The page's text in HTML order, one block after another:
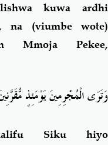
kuwa ardhi
na (viumbe wote)
Mmoja Pekee,
وَتَرَى الْمُجْرِمِينَ يَوْمَئِذٍ
Siku hiyo